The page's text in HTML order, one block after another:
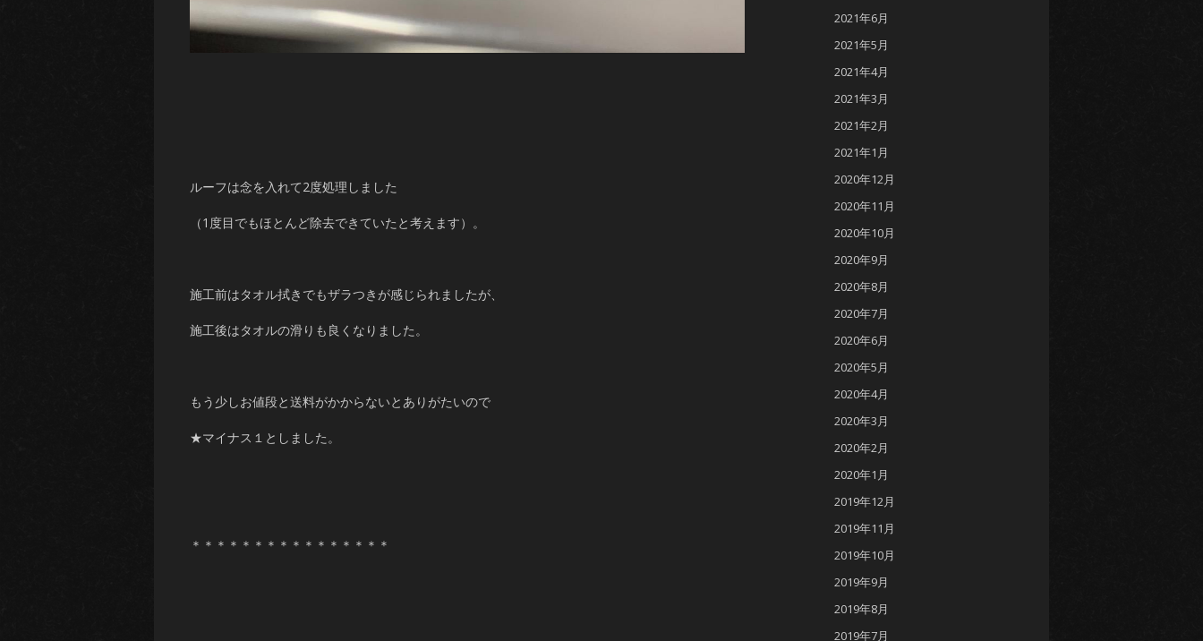
ルーフは念を入れて2度処理しました
（1度目でもほとんど除去できていたと考えます）。
施工前はタオル拭きでもザラつきが感じられましたが、
施工後はタオルの滑りも良くなりました。
もう少しお値段と送料がかからないとありがたいので
★マイナス１としました。
＊＊＊＊＊＊＊＊＊＊＊＊＊＊＊＊
2021年6月
2021年5月
2021年4月
2021年3月
2021年2月
2021年1月
2020年12月
2020年11月
2020年10月
2020年9月
2020年8月
2020年7月
2020年6月
2020年5月
2020年4月
2020年3月
2020年2月
2020年1月
2019年12月
2019年11月
2019年10月
2019年9月
2019年8月
2019年7月